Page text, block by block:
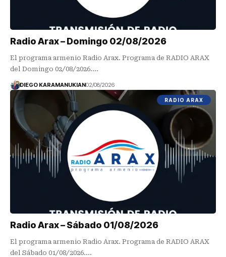
Radio Arax – Domingo 02/08/2026
El programa armenio Radio Arax. Programa de RADIO ARAX
del Domingo 02/08/2026.…
DIEGO KARAMANUKIAN02/08/2026
RADIO ARAX
Radio Arax – Sábado 01/08/2026
El programa armenio Radio Arax. Programa de RADIO ARAX
del Sábado 01/08/2026.…